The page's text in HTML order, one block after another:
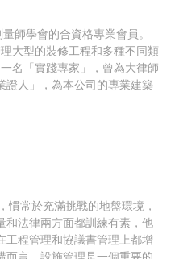
師學會的合資格專業會員。
大型的裝修工程和多種不同類
名「實踐專家」，曾為大律師
證人」，為本公司的專業建築
慣常於充滿挑戰的地盤環境，
和法律兩方面都訓練有素，他
工程管理和協議書管理上都增